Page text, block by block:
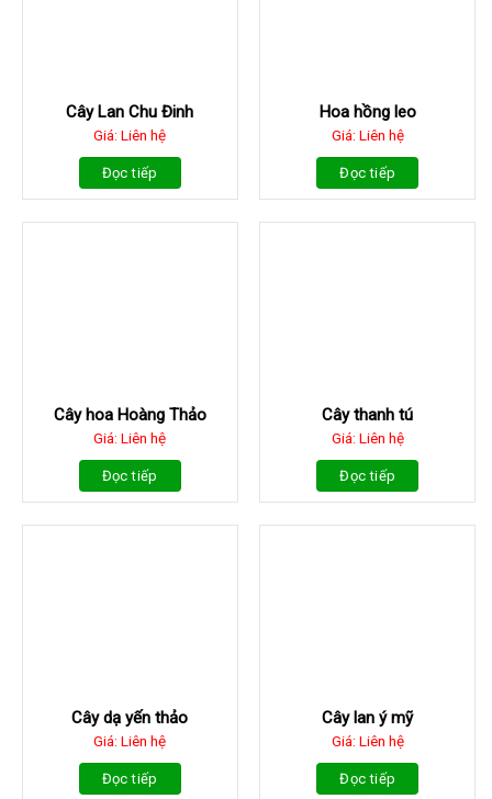
Cây Lan Chu Đinh
Giá: Liên hệ
Đọc tiếp
Hoa hồng leo
Giá: Liên hệ
Đọc tiếp
Cây hoa Hoàng Thảo
Giá: Liên hệ
Đọc tiếp
Cây thanh tú
Giá: Liên hệ
Đọc tiếp
Cây dạ yến thảo
Giá: Liên hệ
Đọc tiếp
Cây lan ý mỹ
Giá: Liên hệ
Đọc tiếp